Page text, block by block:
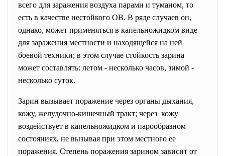
всего для заражения воздуха парами и туманом, то
есть в качестве нестойкого ОВ. В ряде случаев он,
однако, может применяться в капельножидком виде
для заражения местности и находящейся на ней
боевой техники; в этом случае стойкость зарина
может составлять: летом - несколько часов, зимой -
несколько суток.
Зарин вызывает поражение через органы дыхания,
кожу, желудочно-кишечный тракт; через кожу
воздействует в капельножидком и парообразном
состояниях, не вызывая при этом местного ее
поражения. Степень поражения зарином зависит от